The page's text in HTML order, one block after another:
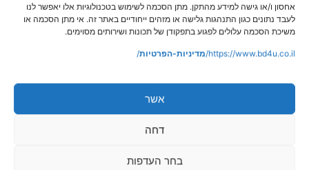
אחסון ו/או גישה למידע מהתקן. מתן הסכמה לשימוש בטכנולוגיות אלו יאפשר לנו
לעבד נתונים כגון התנהגות גלישה או מזהים ייחודיים באתר זה. אי מתן הסכמה או
משיכת הסכמה עלולים לפגוע בתפקודן של תכונות ושירותים מסוימים.
https://www.bd4u.co.il/ מדיניות-הפרטיות/
אשר
דחה
בחר העדפות
* האם האורגנים האחראים על בקרת העל בארגון
מתפקדים כראוי (ממשל תאגיד).
* האם נחוצות כל הפעילויות שמתבצעות.
* האם הדיווח המועבר לאורגני הארגון ולהנהלה הוא
שלם ובזמן.
* האם התוצאות הסופיות, בהתאם לדוחות הכספיים,
הינן בהתאם למטרות שנקבעו.